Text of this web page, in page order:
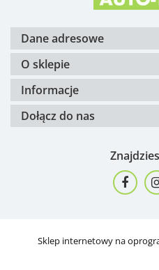
Dane adresowe
O sklepie
Informacje
Dołącz do nas
Sklep internetowy na